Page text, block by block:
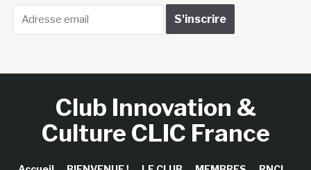
Club Innovation &
Culture CLIC France